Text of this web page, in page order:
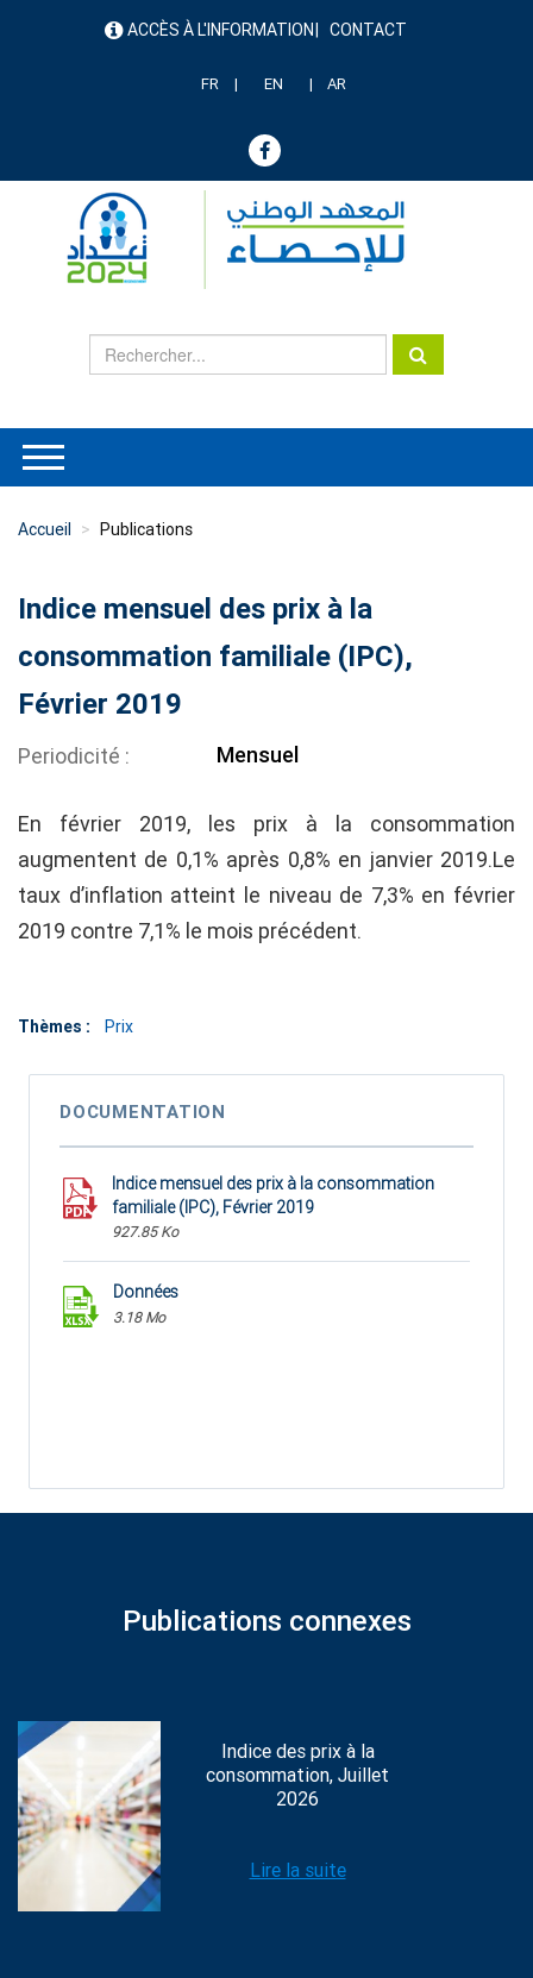
menu ACCÈS À L'INFORMATION CONTACT
FR EN AR
Accueil Publications
Indice mensuel des prix à la
consommation familiale (IPC),
Février 2019
Periodicité Mensuel
En février 2019, les prix à la consommation
augmentent de 0,1% après 0,8% en janvier 2019.Le
taux d’inflation atteint le niveau de 7,3% en février
2019 contre 7,1% le mois précédent.
Thèmes : Prix
DOCUMENTATION
Indice mensuel des prix à la consommation
familiale (IPC), Février 2019
927.85 Ko
Données
3.18 Mo
Publications connexes
Indice des prix à la
consommation, Juillet
2026
Lire la suite